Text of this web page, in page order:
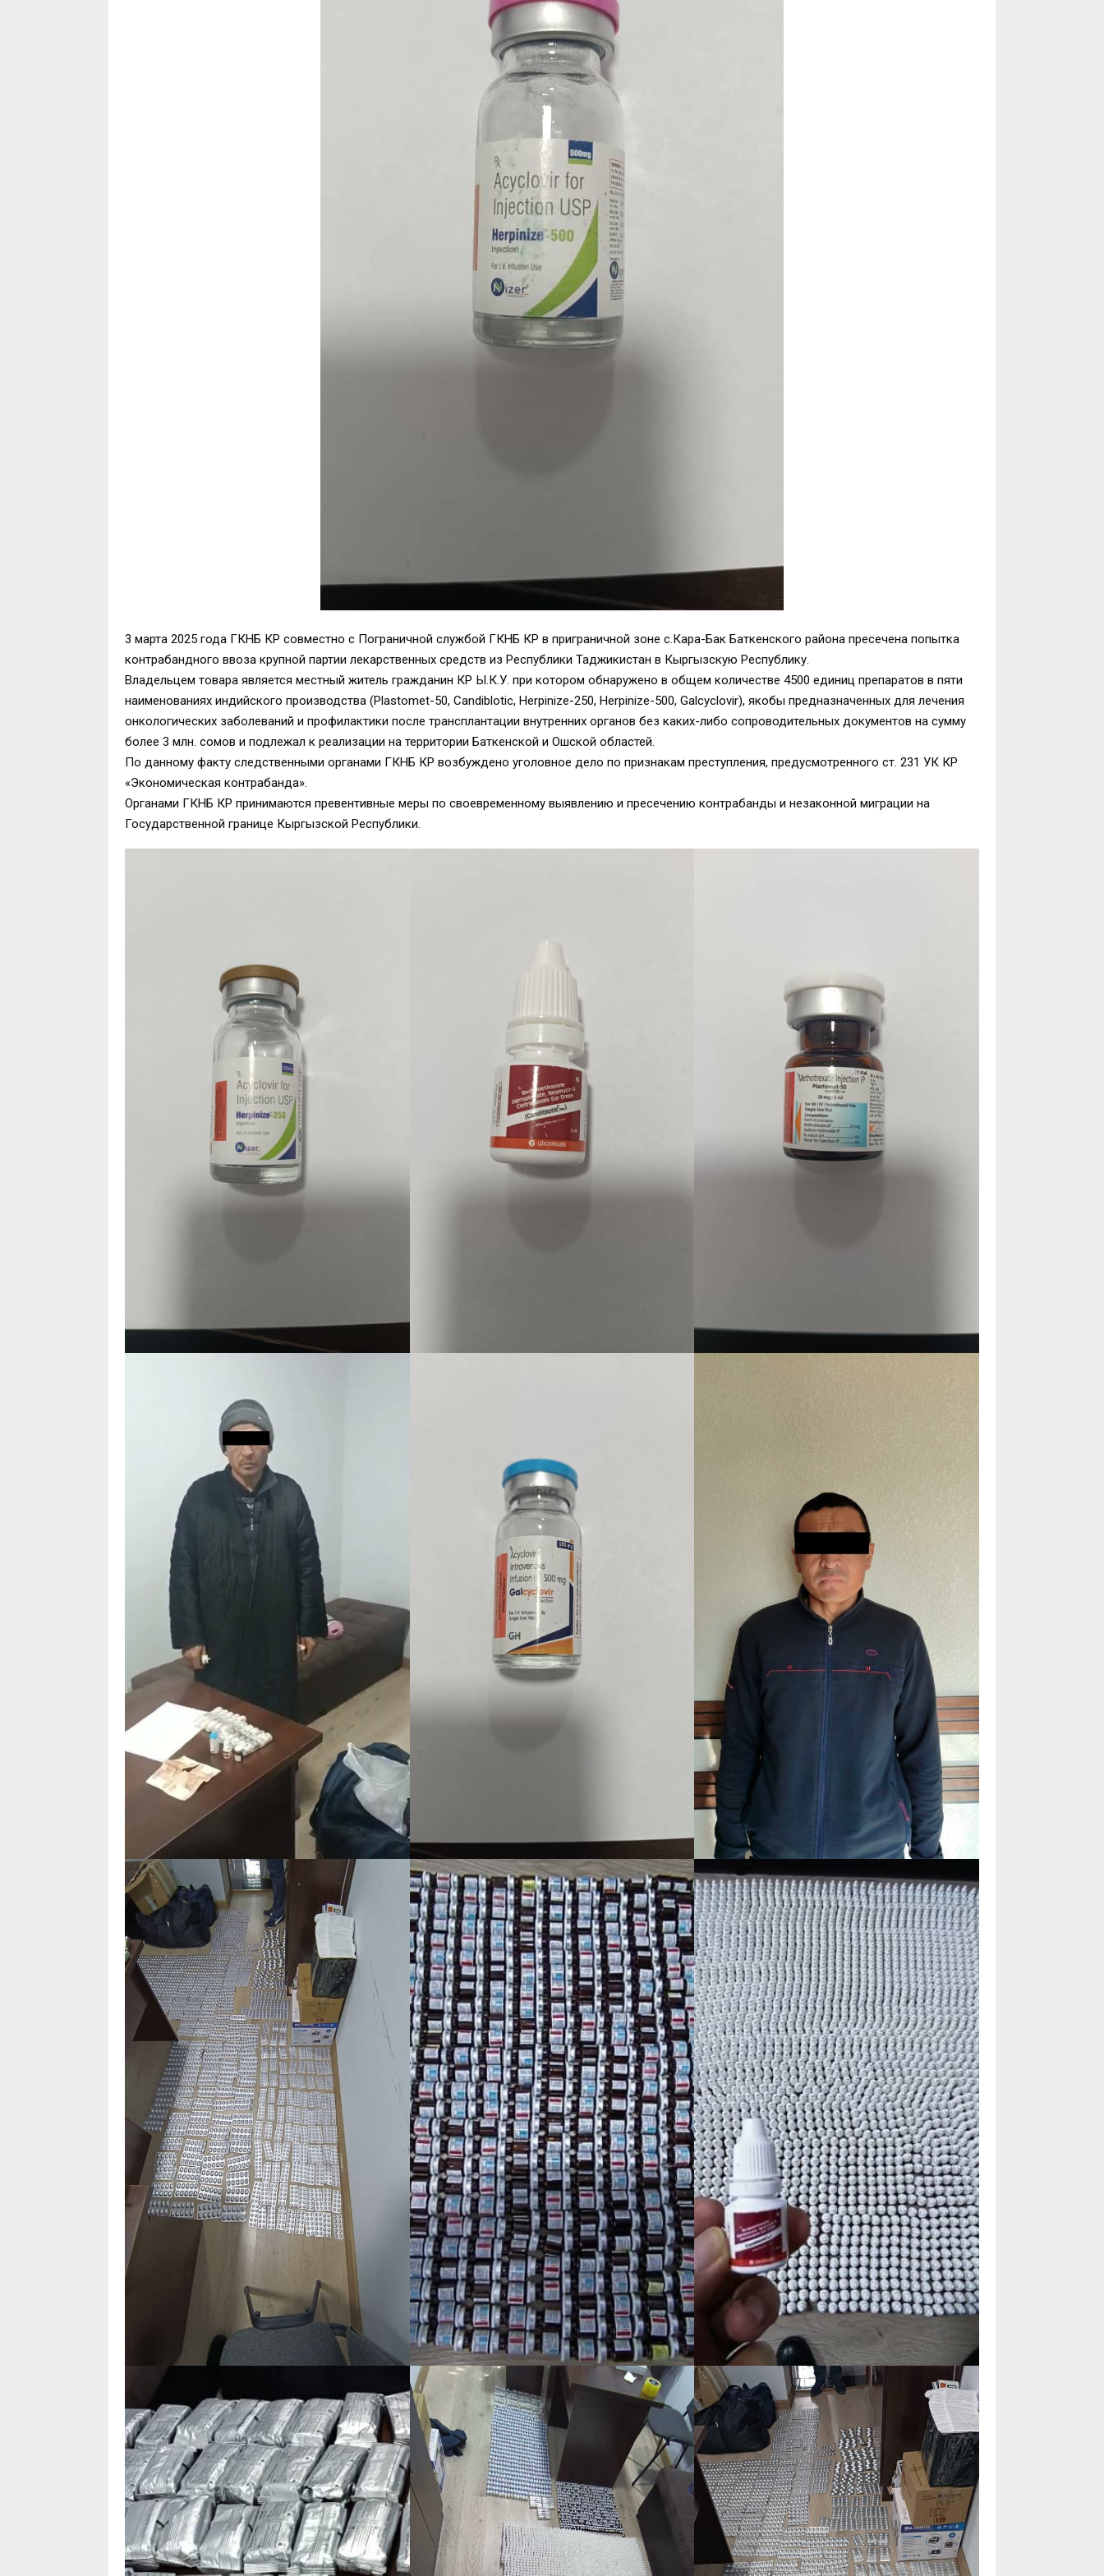
3 марта 2025 года ГКНБ КР совместно с Пограничной службой ГКНБ КР в приграничной зоне с.Кара-Бак Баткенского района пресечена попытка
контрабандного ввоза крупной партии лекарственных средств из Республики Таджикистан в Кыргызскую Республику.
Владельцем товара является местный житель гражданин КР Ы.К.У. при котором обнаружено в общем количестве 4500 единиц препаратов в пяти
наименованиях индийского производства (Plastomet-50, Candiblotic, Herpinize-250, Herpinize-500, Galcyclovir), якобы предназначенных для лечения
онкологических заболеваний и профилактики после трансплантации внутренних органов без каких-либо сопроводительных документов на сумму
более 3 млн. сомов и подлежал к реализации на территории Баткенской и Ошской областей.
По данному факту следственными органами ГКНБ КР возбуждено уголовное дело по признакам преступления, предусмотренного ст. 231 УК КР
«Экономическая контрабанда».
Органами ГКНБ КР принимаются превентивные меры по своевременному выявлению и пресечению контрабанды и незаконной миграции на
Государственной границе Кыргызской Республики.